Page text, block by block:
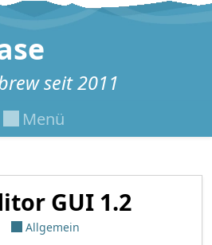
seit 2011
Menü
GUI 1.2
Allgemein